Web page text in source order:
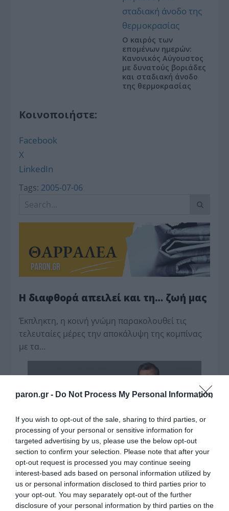
paron.gr - Do Not Process My Personal Information
If you wish to opt-out of the sale, sharing to third parties, or
processing of your personal or sensitive information for
targeted advertising by us, please use the below opt-out
section to confirm your selection. Please note that after your
opt-out request is processed you may continue seeing
interest-based ads based on personal information utilized by
us or personal information disclosed to third parties prior to
your opt-out. You may separately opt-out of the further
disclosure of your personal information by third parties on the
Ο καιρός των
επομένων ημερών:
Κανονικός Αύγουστος
με δυνατούς βοριάδες
και σταδιακή άνοδο
της θερμοκρασίας
Κοινοποιήστε:
Facebook
X
LinkedIn
Tags: 2005-07-06
Η διαφθορά απειλεί και τη… ζωή μας
Έκπληκτη, η κοινή γνώμη παρακολουθεί τις
τελευταίες μέρες την αποκάλυψη της κο­μπίνας
με τα…